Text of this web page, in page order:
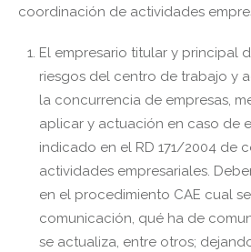
coordinación de actividades
El empresario titular y principal
riesgos del centro de trabajo y
la concurrencia de empresas,
aplicar y actuación en caso de
indicado en el RD 171/2004 de
actividades empresariales.
en el procedimiento CAE cual
comunicación, qué ha de
se actualiza, entre otros;